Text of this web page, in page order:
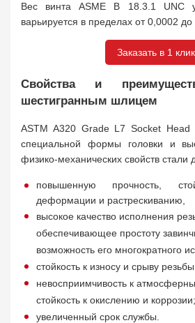
Вес винта ASME B 18.3.1 UNC
варьируется в пределах от 0,0002 до
Заказать в 1 клик
Свойства и
шестигранным шлицем
ASTM A320 Grade L7 Socket Head
специальной формы головки и
физико-механических свойств стали
повышенную прочность,
деформации и растрескиванию,
высокое качество исполнения
обеспечивающее простоту
возможность его многократного
стойкость к износу и срыву
невосприимчивость к
стойкость к окислению и коррозии;
увеличенный срок службы.